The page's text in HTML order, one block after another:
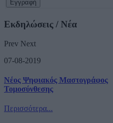
Εκδηλώσεις / Νέα
Prev Next
07-08-2019
Νέος Ψηφιακός Μαστογράφος
Τομοσύνθεσης
Περισσότερα...